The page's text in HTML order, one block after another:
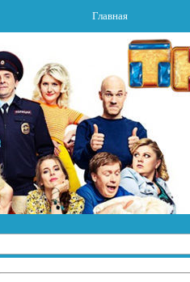
Главная